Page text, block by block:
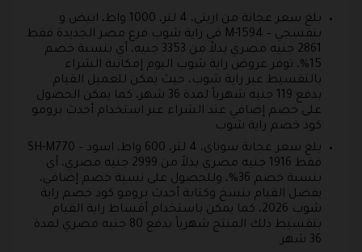
بلغ سعر عجانة من اريتي، 4 لتر، 1000 واط، ابيض و
بنفسجي – M-1594 في راية شوب فرع مصر الجديدة فقط
2861 جنيه مصري بدلاً من 3353 جنيه، أي بنسبة خصم
15%، توفر عروض راية شوب اليوم إمكانية الشراء
بالتقسيط عبر راية شوب، حيث يمكن للعميل القيام
بدفع 119 جنيه شهرياً لمدة 36 شهر، كما يمكن الحصول
على خصم إضافي عند الشراء عبر استخدام أحدث برومو
كود خصم راية شوب.
بلغ سعر عجانة سوناى، 4 لتر، 600 واط، اسود – SH-M770
فقط 1916 جنيه مصري بدلاً من 2999 جنيه مصري، أي
بنسبة خصم 36%، وللحصول على نسبة خصم إضافي،
يفضل القيام بنسخ وكتابة أحدث برومو كود خصم راية
شوب 2026، كما يمكن باستخدام أقساط راية القيام
بتقسيط ذلك المنتج شهرياً بدفع 80 جنيه مصري لمدة
36 شهر.